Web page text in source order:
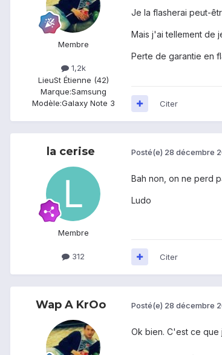
Membre
1,2k
LieuSt Étienne (42)
Marque:Samsung
Modèle:Galaxy Note 3
Je la flasherai peut-
Mais j'ai tellement de
Perte de garantie en
Citer
la cerise
Membre
312
Posté(e) 28 décembre
Bah non, on ne perd
Ludo
Citer
Wap A KrOo Posté(e) 28 décembre
Ok bien. C'est ce